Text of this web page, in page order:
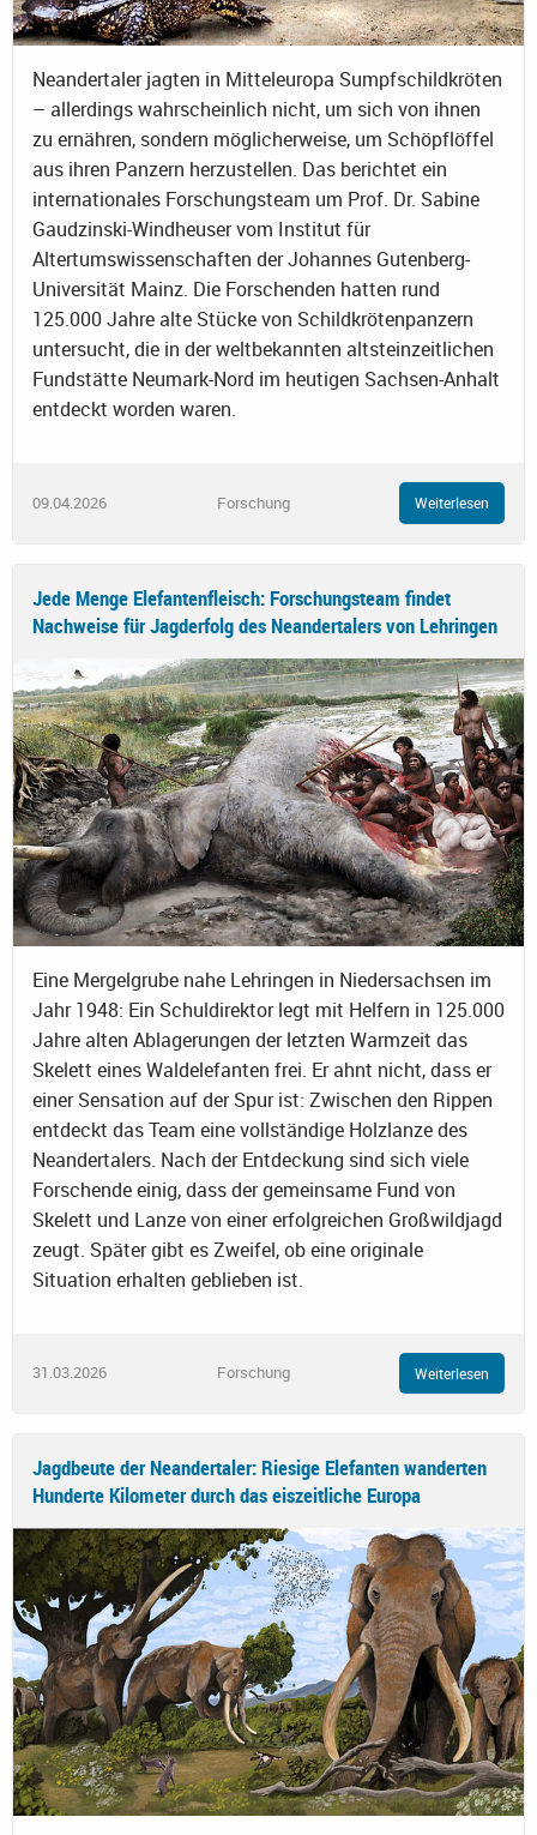
Neandertaler jagten in Mitteleuropa Sumpfschildkröten
– allerdings wahrscheinlich nicht, um sich von ihnen
zu ernähren, sondern möglicherweise, um Schöpflöffel
aus ihren Panzern herzustellen. Das berichtet ein
internationales Forschungsteam um Prof. Dr. Sabine
Gaudzinski-Windheuser vom Institut für
Altertumswissenschaften der Johannes Gutenberg-
Universität Mainz. Die Forschenden hatten rund
125.000 Jahre alte Stücke von Schildkrötenpanzern
untersucht, die in der weltbekannten altsteinzeitlichen
Fundstätte Neumark-Nord im heutigen Sachsen-Anhalt
entdeckt worden waren.
09.04.2026 Forschung Weiterlesen
Jede Menge Elefantenfleisch: Forschungsteam findet
Nachweise für Jagderfolg des Neandertalers von Lehringen
Eine Mergelgrube nahe Lehringen in Niedersachsen im
Jahr 1948: Ein Schuldirektor legt mit Helfern in 125.000
Jahre alten Ablagerungen der letzten Warmzeit das
Skelett eines Waldelefanten frei. Er ahnt nicht, dass er
einer Sensation auf der Spur ist: Zwischen den Rippen
entdeckt das Team eine vollständige Holzlanze des
Neandertalers. Nach der Entdeckung sind sich viele
Forschende einig, dass der gemeinsame Fund von
Skelett und Lanze von einer erfolgreichen Großwildjagd
zeugt. Später gibt es Zweifel, ob eine originale
Situation erhalten geblieben ist.
31.03.2026 Forschung Weiterlesen
Jagdbeute der Neandertaler: Riesige Elefanten wanderten
Hunderte Kilometer durch das eiszeitliche Europa